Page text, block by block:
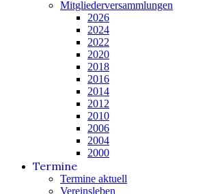
Mitgliederversammlungen
2026
2024
2022
2020
2018
2016
2014
2012
2010
2006
2004
2000
Termine
Termine aktuell
Vereinsleben